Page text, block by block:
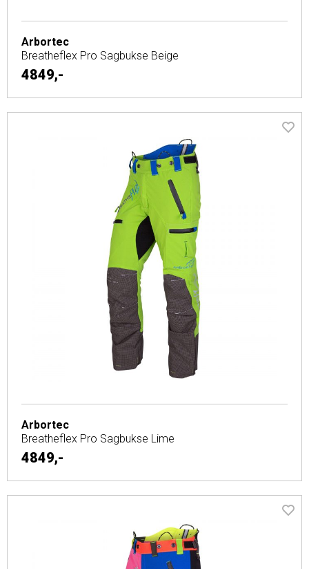
Arbortec
Breatheflex Pro Sagbukse Beige
4849,-
Arbortec
Breatheflex Pro Sagbukse Lime
4849,-